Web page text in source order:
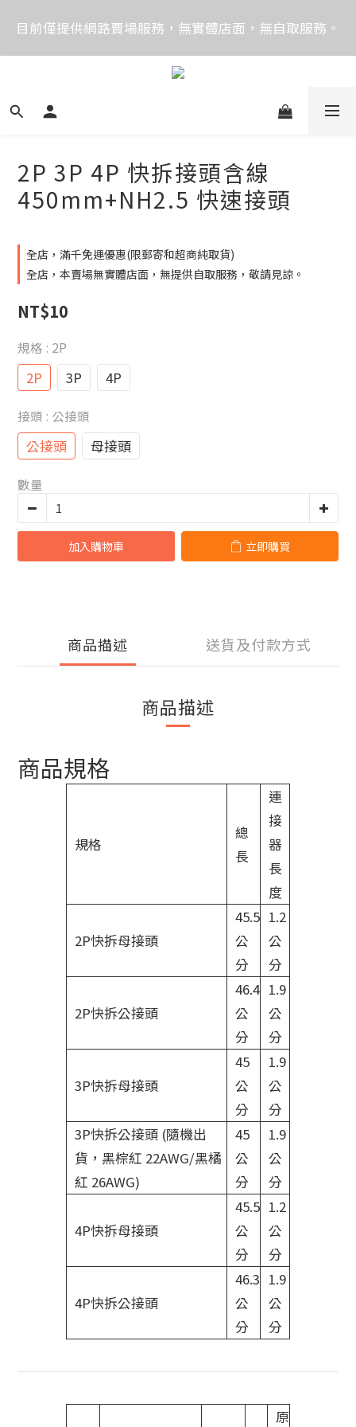
價格均含稅，下單享優惠！歡迎大量採購，由專人提供
專案報價。
目前僅提供網路賣場服務，無實體店面，無自取服務。
目前電話系統異常，暫時無法正常接聽來電，請改播
2P 3P 4P 快拆接頭含線
450mm+NH2.5 快速接頭
全店，滿千免運優惠(限郵寄和超商純取貨)
全店，本賣場無實體店面，無提供自取服務，敬請見諒。
NT$10
規格 : 2P
2P 3P 4P
接頭 : 公接頭
公接頭 母接頭
數量
加入購物車 立即購買
商品描述 送貨及付款方式
商品描述
商品規格
規格
總
長
連
接
器
長
度
2P快拆母接頭
45.5
公
分
1.2
公
分
2P快拆公接頭
46.4
公
分
1.9
公
分
3P快拆母接頭
45
公
分
1.9
公
分
3P快拆公接頭 (隨機出
貨，黑棕紅 22AWG/黑橘
紅 26AWG)
45
公
分
1.9
公
分
4P快拆母接頭
45.5
公
分
1.2
公
分
4P快拆公接頭
46.3
公
分
1.9
公
分
原